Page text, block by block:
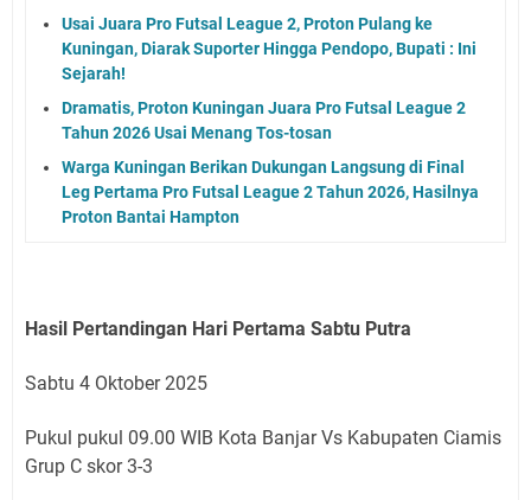
Usai Juara Pro Futsal League 2, Proton Pulang ke
Kuningan, Diarak Suporter Hingga Pendopo, Bupati : Ini
Sejarah!
Dramatis, Proton Kuningan Juara Pro Futsal League 2
Tahun 2026 Usai Menang Tos-tosan
Warga Kuningan Berikan Dukungan Langsung di Final
Leg Pertama Pro Futsal League 2 Tahun 2026, Hasilnya
Proton Bantai Hampton
Hasil Pertandingan Hari Pertama Sabtu Putra
Sabtu 4 Oktober 2025
Pukul pukul 09.00 WIB Kota Banjar Vs Kabupaten Ciamis
Grup C skor 3-3